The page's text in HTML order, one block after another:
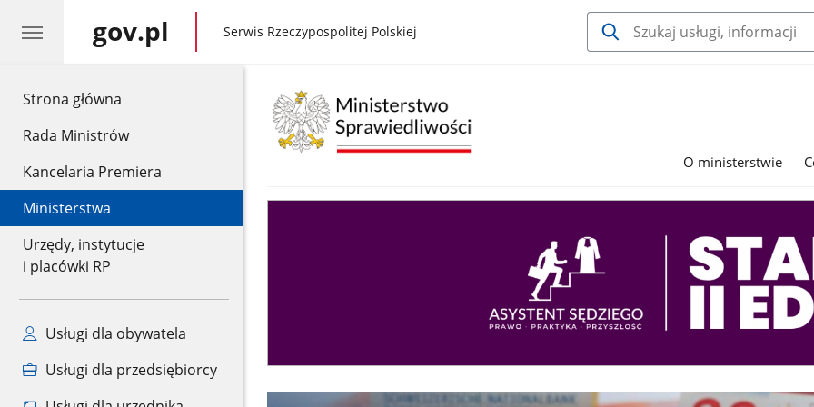
Strona główna
Rada Ministrów
Kancelaria Premiera
Ministerstwa
Urzędy, instytucje
i placówki RP
Usługi dla obywatela
Usługi dla przedsiębiorcy
gov.pl gov.pl
Serwis Rzeczypospolitej Polskiej
O ministerstwie